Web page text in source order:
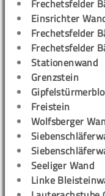
Frechetsfelder
Einsrichter
Frechetsfelder
Frechetsfelder
Stationenwand
Grenzstein
Freistein
Wolfsberger
Seeliger Wand
Linke